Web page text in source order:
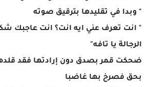
" وبدا في تقليدها بترقيق صوته
" انت تعرف عني ايه انت؟ انت عاجبك
الرجالة يا تافه"
ضحكت قمر بصدق دون إرادتها فقد
بحق فصرخ بها غاضبا